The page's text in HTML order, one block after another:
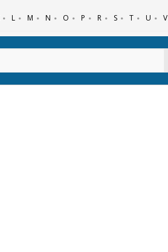
L M N O P R S T U V